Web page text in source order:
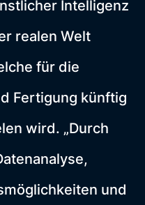
Intelligenz
realen Welt
für die
Fertigung künftig
wird. „Durch
und